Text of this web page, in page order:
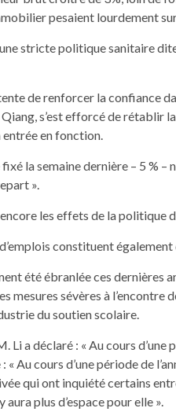
pesaient lourdement
stricte politique sanitaire
de renforcer la confiance
s’est efforcé de rétablir
en fonction.
la semaine dernière – 5 % –
».
les effets de la politique
constituent également
été ébranlée ces dernières
sévères à l’encontre
du soutien scolaire.
Li a déclaré : « Au cours d’une
Au cours d’une période de
qui ont inquiété certains
plus d’espace pour elle ».